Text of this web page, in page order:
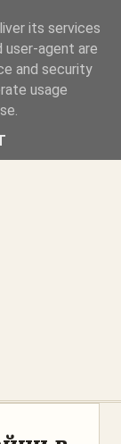
нови книги
·
its services
user-agent are
and security
usage